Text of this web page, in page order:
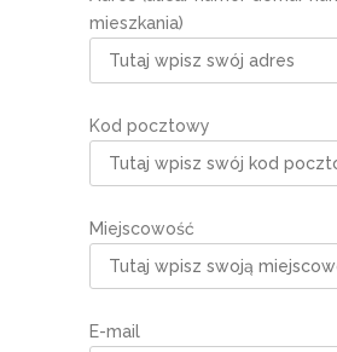
mieszkania)
Kod pocztowy
Miejscowość
E-mail